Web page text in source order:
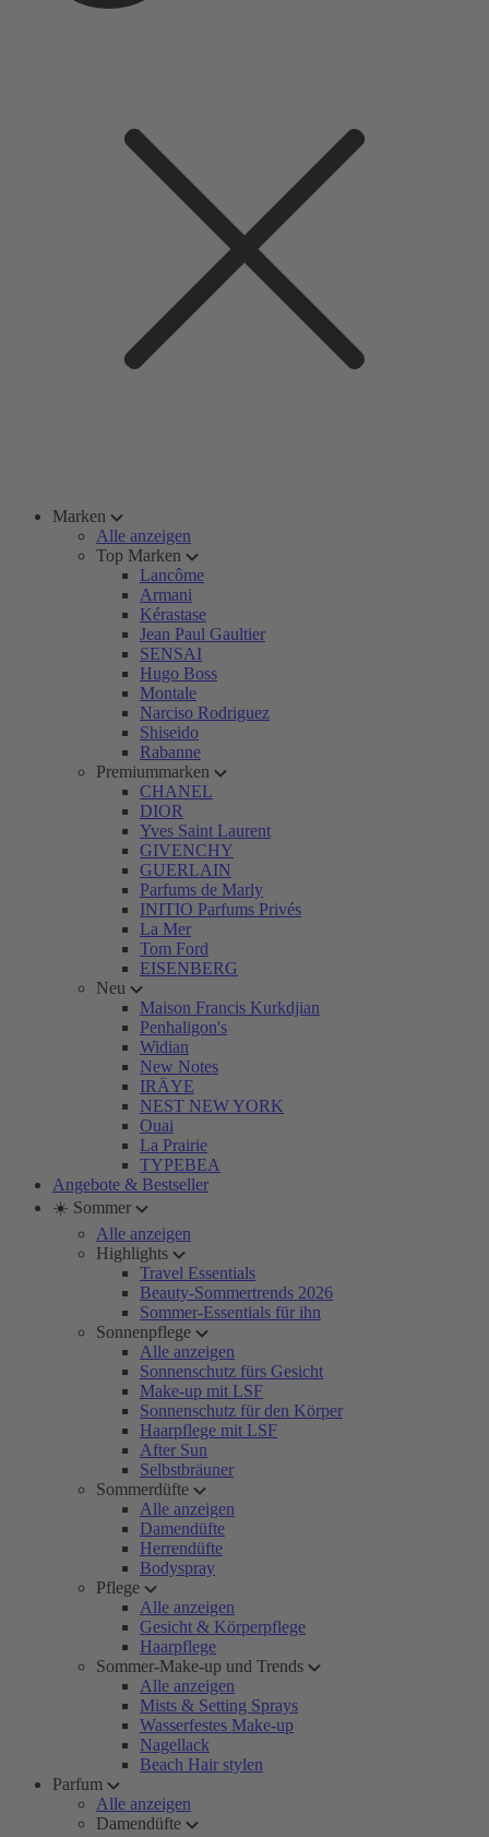
Marken
Alle anzeigen
Top Marken
Lancôme
Armani
Kérastase
Jean Paul Gaultier
SENSAI
Hugo Boss
Montale
Narciso Rodriguez
Shiseido
Rabanne
Premiummarken
CHANEL
DIOR
Yves Saint Laurent
GIVENCHY
GUERLAIN
Parfums de Marly
INITIO Parfums Privés
La Mer
Tom Ford
EISENBERG
Neu
Maison Francis Kurkdjian
Penhaligon's
Widian
New Notes
IRÄYE
NEST NEW YORK
Ouai
La Prairie
TYPEBEA
Angebote & Bestseller
☀️ Sommer
Alle anzeigen
Highlights
Travel Essentials
Beauty-Sommertrends 2026
Sommer-Essentials für ihn
Sonnenpflege
Alle anzeigen
Sonnenschutz fürs Gesicht
Make-up mit LSF
Sonnenschutz für den Körper
Haarpflege mit LSF
After Sun
Selbstbräuner
Sommerdüfte
Alle anzeigen
Damendüfte
Herrendüfte
Bodyspray
Pflege
Alle anzeigen
Gesicht & Körperpflege
Haarpflege
Sommer-Make-up und Trends
Alle anzeigen
Mists & Setting Sprays
Wasserfestes Make-up
Nagellack
Beach Hair stylen
Parfum
Alle anzeigen
Damendüfte